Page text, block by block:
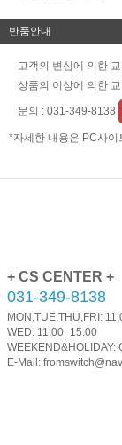
반품안내
고객의 변심에 의한
상품의 이상에 의한
문의 : 031-349-8138
*자세한 내용은 PC사
+ CS CENTER +
031-349-8138
MON,TUE,THU,FRI:
WED: 11:00_15:00
WEEKEND&HOLIDAY:
E-Mail: